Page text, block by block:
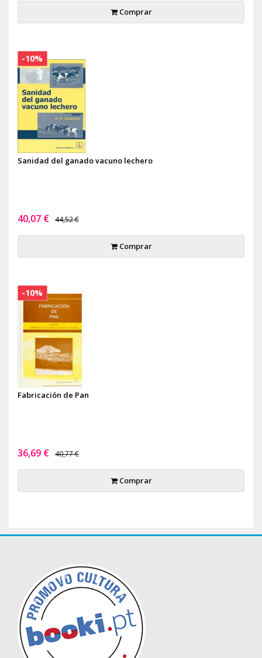
Comprar
Sanidad del ganado vacuno lechero
40,07 € 44,52 €
Comprar
-10%
Fabricación de Pan
36,69 € 40,77 €
Comprar
-10%